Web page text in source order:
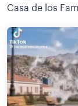
Casa de los